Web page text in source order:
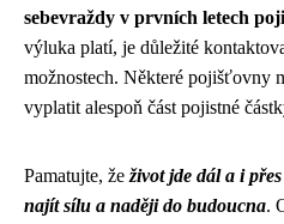
sebevraždy v prvních letech
výluka platí, je důležité
možnostech. Některé pojišťovny
vyplatit alespoň část pojistné
Pamatujte, že život jde dál a i
najít sílu a naději do budoucna.